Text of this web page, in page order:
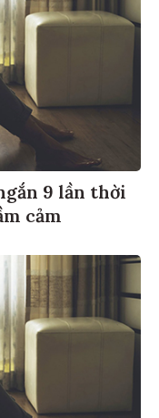
9 lần thời
cảm